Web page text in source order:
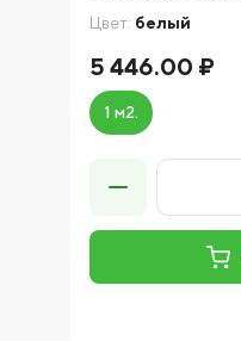
Цвет: белый
5 446.00 ₽
1 м2.